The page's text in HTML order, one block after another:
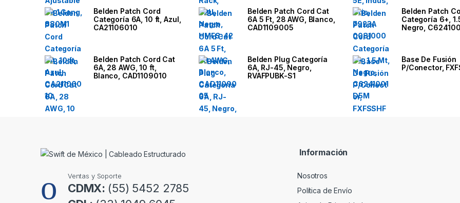
Belden Patch Cord
Categoría 6A, 10 ft, Azul,
CA21106010
Belden Patch Cord Cat
6A, 28 AWG, 10 ft,
Blanco, CAD1109010
Belden Patch Cord Cat
6A 5 Ft, 28 AWG, Blanco,
CAD1109005
Belden Plug Categoría
6A, RJ-45, Negro,
RVAFPUBK-S1
Belden Patch
Categoría 6+,
Negro,
Base De Fusión
P/Conector,
Ventas y Soporte
CDMX: (55) 5452 2785
Información
Nosotros
Política de Envío